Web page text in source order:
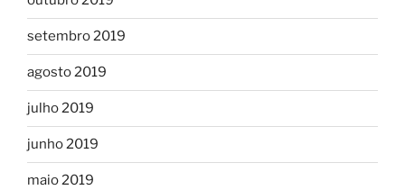
setembro 2019
agosto 2019
julho 2019
junho 2019
maio 2019